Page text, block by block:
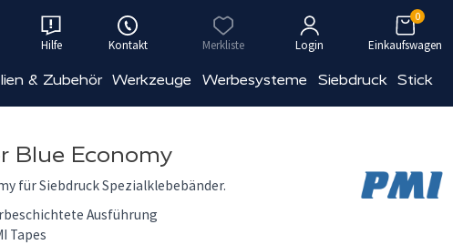
Hilfe Kontakt Merkliste Login Einkaufswagen
0
& Zubehör Werkzeuge Werbesysteme Siebdruck Stick
Blue Economy
für Siebdruck Spezialklebebänder.
Ausführung
Tapes